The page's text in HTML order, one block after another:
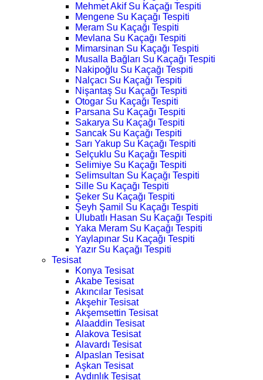
Mehmet Akif Su Kaçağı Tespiti
Mengene Su Kaçağı Tespiti
Meram Su Kaçağı Tespiti
Mevlana Su Kaçağı Tespiti
Mimarsinan Su Kaçağı Tespiti
Musalla Bağları Su Kaçağı Tespiti
Nakipoğlu Su Kaçağı Tespiti
Nalçacı Su Kaçağı Tespiti
Nişantaş Su Kaçağı Tespiti
Otogar Su Kaçağı Tespiti
Parsana Su Kaçağı Tespiti
Sakarya Su Kaçağı Tespiti
Sancak Su Kaçağı Tespiti
Sarı Yakup Su Kaçağı Tespiti
Selçuklu Su Kaçağı Tespiti
Selimiye Su Kaçağı Tespiti
Selimsultan Su Kaçağı Tespiti
Sille Su Kaçağı Tespiti
Şeker Su Kaçağı Tespiti
Şeyh Şamil Su Kaçağı Tespiti
Ulubatlı Hasan Su Kaçağı Tespiti
Yaka Meram Su Kaçağı Tespiti
Yaylapınar Su Kaçağı Tespiti
Yazır Su Kaçağı Tespiti
Tesisat
Konya Tesisat
Akabe Tesisat
Akıncılar Tesisat
Akşehir Tesisat
Akşemsettin Tesisat
Alaaddin Tesisat
Alakova Tesisat
Alavardı Tesisat
Alpaslan Tesisat
Aşkan Tesisat
Aydınlık Tesisat